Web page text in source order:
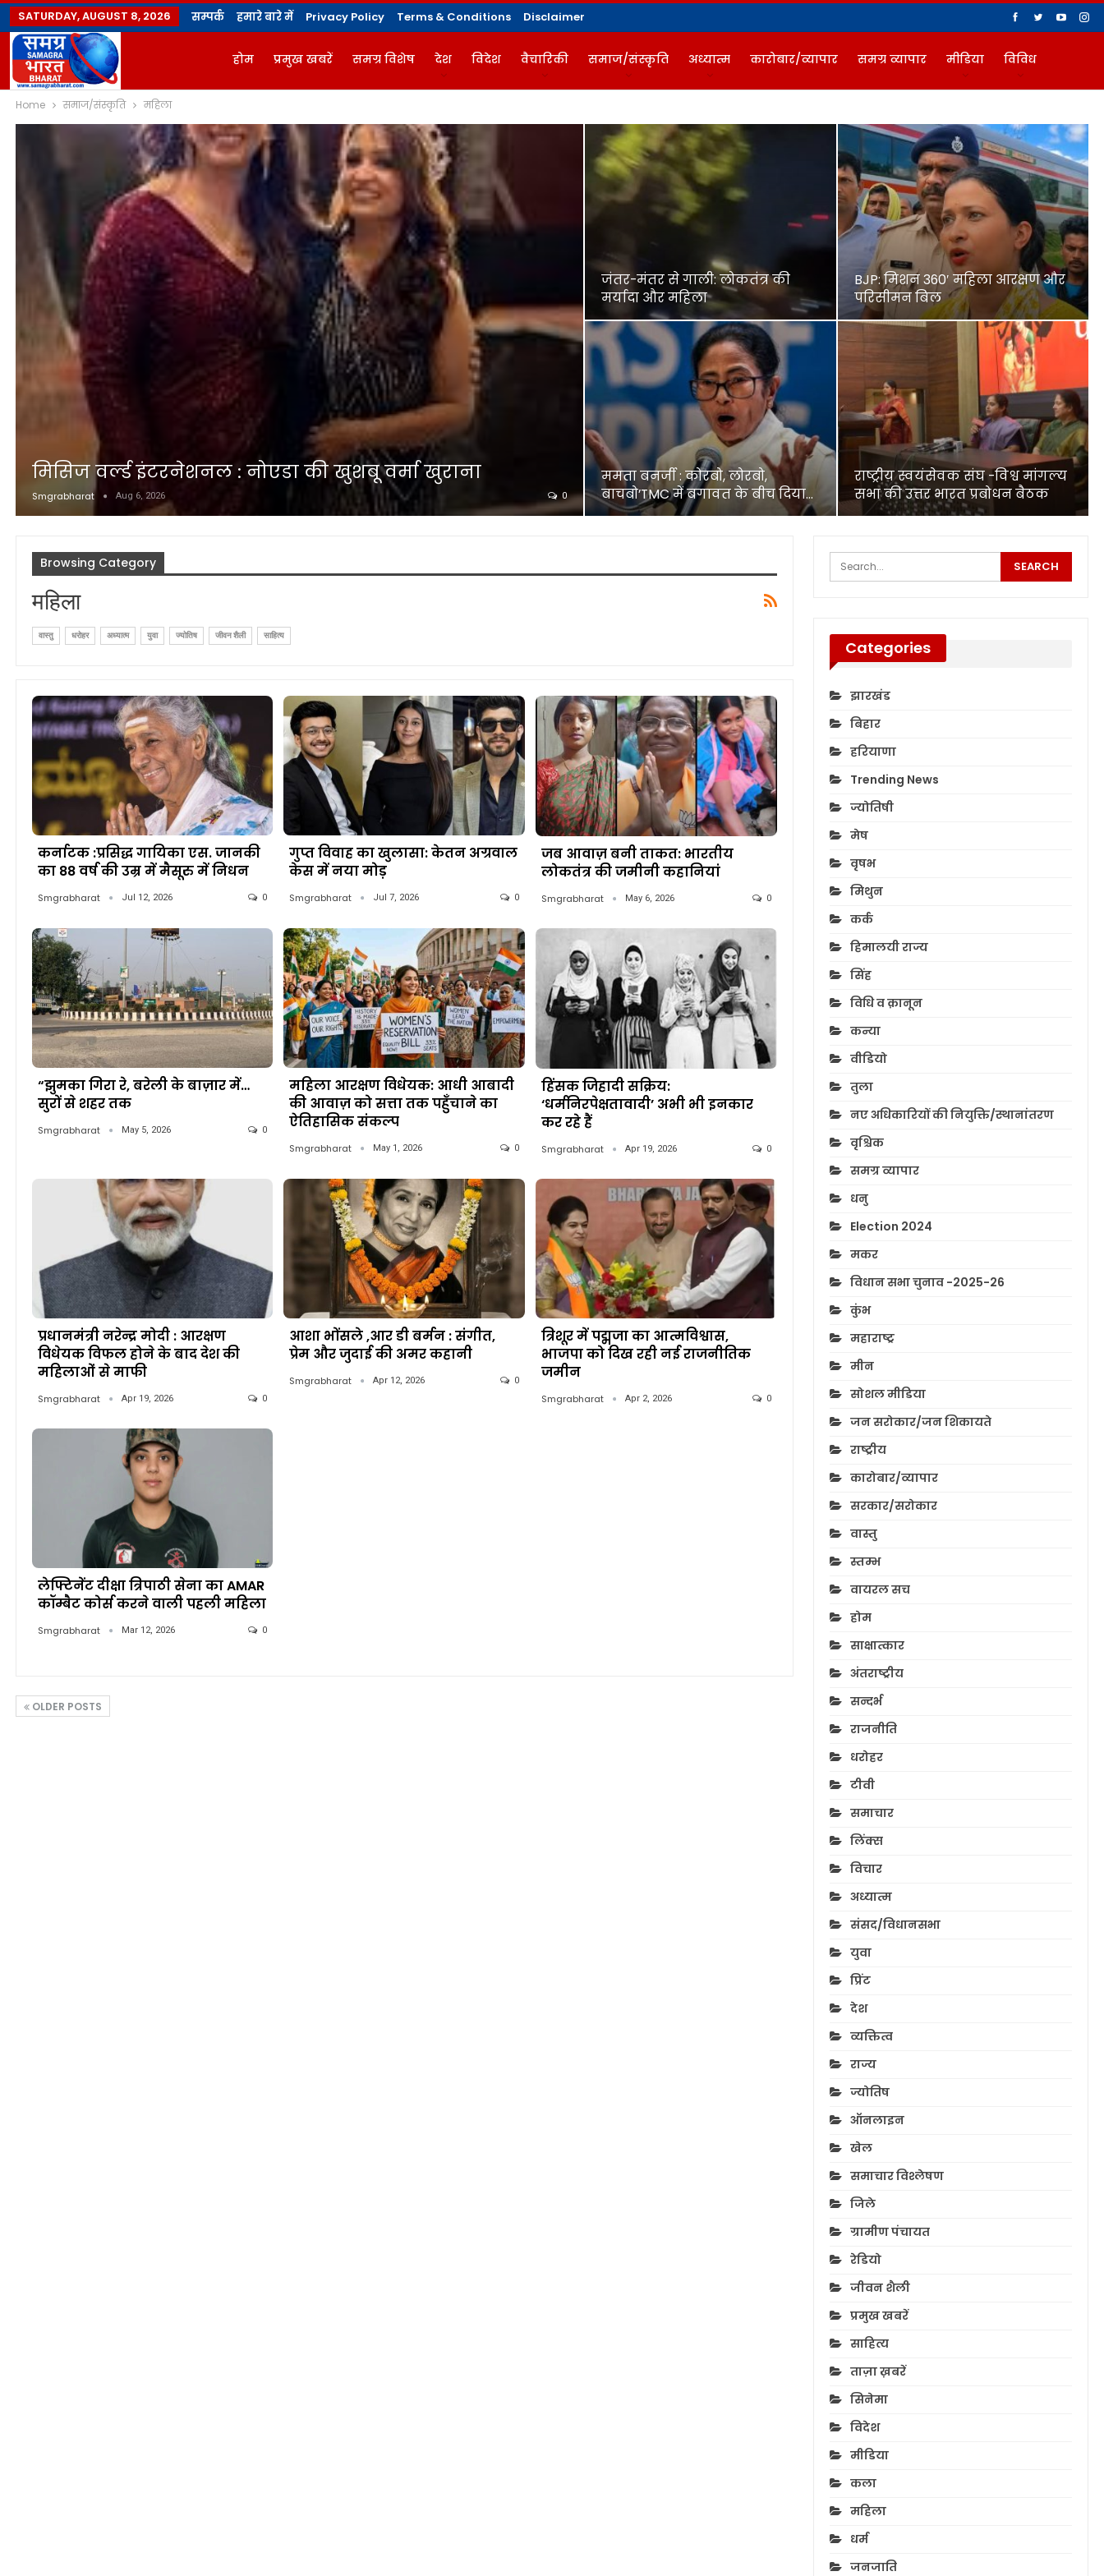
SATURDAY, AUGUST 8, 2026 सम्पर्क हमारे बारे में Privacy Policy Terms & Conditions Disclaimer
होम प्रमुख खबरें समग्र विशेष देश विदेश वैचारिकी समाज/संस्कृति अध्यात्म कारोबार/व्यापार समग्र व्यापार मीडिया विविध
Home समाज/संस्कृति महिला
मिसिज वर्ल्ड इंटरनेशनल : नोएडा की खुशबू वर्मा खुराना
Smgrabharat Aug 6, 2026 0
जंतर-मंतर से गाली: लोकतंत्र की
मर्यादा और महिला
BJP: मिशन 360′ महिला आरक्षण और
परिसीमन बिल
ममता बनर्जी : कोरबो, लोरबो,
बाचबो’TMC में बगावत के बीच दिया…
राष्ट्रीय स्वयंसेवक संघ -विश्व मांगल्य
सभा की उत्तर भारत प्रबोधन बैठक
Browsing Category
महिला
वास्तु धरोहर अध्यात्म युवा ज्योतिष जीवन शैली साहित्य
कर्नाटक :प्रसिद्ध गायिका एस. जानकी
का 88 वर्ष की उम्र में मैसूरु में निधन
Smgrabharat Jul 12, 2026 0
गुप्त विवाह का खुलासा: केतन अग्रवाल
केस में नया मोड़
Smgrabharat Jul 7, 2026 0
जब आवाज़ बनी ताकत: भारतीय
लोकतंत्र की जमीनी कहानियां
Smgrabharat May 6, 2026 0
“झुमका गिरा रे, बरेली के बाज़ार में…
सुरों से शहर तक
Smgrabharat May 5, 2026 0
महिला आरक्षण विधेयक: आधी आबादी
की आवाज़ को सत्ता तक पहुँचाने का
ऐतिहासिक संकल्प
Smgrabharat May 1, 2026 0
हिंसक जिहादी सक्रिय:
‘धर्मनिरपेक्षतावादी’ अभी भी इनकार
कर रहे हैं
Smgrabharat Apr 19, 2026 0
प्रधानमंत्री नरेन्द्र मोदी : आरक्षण
विधेयक विफल होने के बाद देश की
महिलाओं से माफी
Smgrabharat Apr 19, 2026 0
आशा भोंसले ,आर डी बर्मन : संगीत,
प्रेम और जुदाई की अमर कहानी
Smgrabharat Apr 12, 2026 0
त्रिशूर में पद्मजा का आत्मविश्वास,
भाजपा को दिख रही नई राजनीतिक
जमीन
Smgrabharat Apr 2, 2026 0
लेफ्टिनेंट दीक्षा त्रिपाठी सेना का AMAR
कॉम्बैट कोर्स करने वाली पहली महिला
Smgrabharat Mar 12, 2026 0
OLDER POSTS
Categories
झारखंड
बिहार
हरियाणा
Trending News
ज्योतिषी
मेष
वृषभ
मिथुन
कर्क
हिमालयी राज्य
सिंह
विधि व क़ानून
कन्या
वीडियो
तुला
नए अधिकारियों की नियुक्ति/स्थानांतरण
वृश्चिक
समग्र व्यापार
धनु
Election 2024
मकर
विधान सभा चुनाव -2025-26
कुंभ
महाराष्ट्र
मीन
सोशल मीडिया
जन सरोकार/जन शिकायते
राष्ट्रीय
कारोबार/व्यापार
सरकार/सरोकार
वास्तु
स्तम्भ
वायरल सच
होम
साक्षात्कार
अंतराष्ट्रीय
सन्दर्भ
राजनीति
धरोहर
टीवी
समाचार
लिंक्स
विचार
अध्यात्म
संसद/विधानसभा
युवा
प्रिंट
देश
व्यक्तित्व
राज्य
ज्योतिष
ऑनलाइन
खेल
समाचार विश्लेषण
जिले
ग्रामीण पंचायत
रेडियो
जीवन शैली
प्रमुख खबरें
साहित्य
ताज़ा ख़बरें
सिनेमा
विदेश
मीडिया
कला
महिला
धर्म
जनजाति